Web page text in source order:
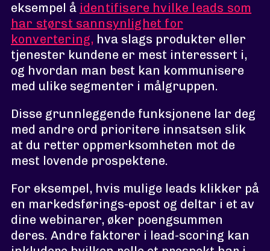
eksempel å identifisere hvilke leads som
har størst sannsynlighet for
konvertering, hva slags produkter eller
tjenester kundene er mest interessert i,
og hvordan man best kan kommunisere
med ulike segmenter i målgruppen.
Disse grunnleggende funksjonene lar deg
med andre ord prioritere innsatsen slik
at du retter oppmerksomheten mot de
mest lovende prospektene.
For eksempel, hvis mulige leads klikker på
en markedsførings-epost og deltar i et av
dine webinarer, øker poengsummen
deres. Andre faktorer i lead-scoring kan